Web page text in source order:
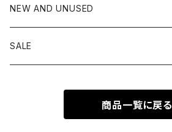
Patagonia
PERRY ELLIS
Hungarian army
Italy army
NEW AND UNUSED
SALE
商品一覧に戻る